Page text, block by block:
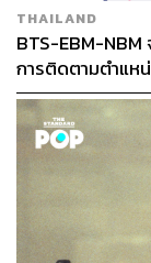
THAILAND
BTS-EBM-
การติดตามตำแห